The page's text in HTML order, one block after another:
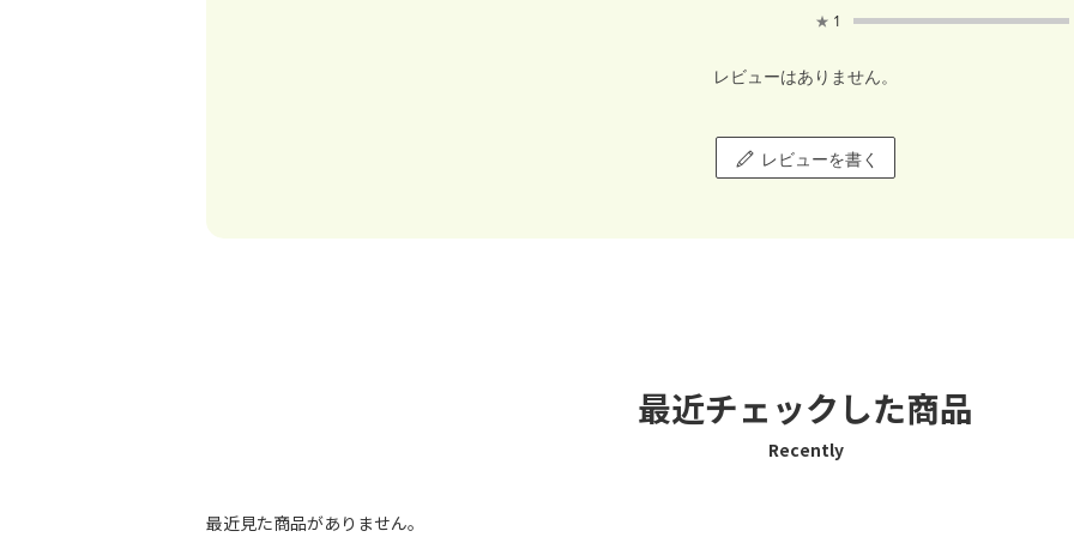
★ 1
レビューはありません。
レビューを書く
最近チェックした商品
Recently
最近見た商品がありません。